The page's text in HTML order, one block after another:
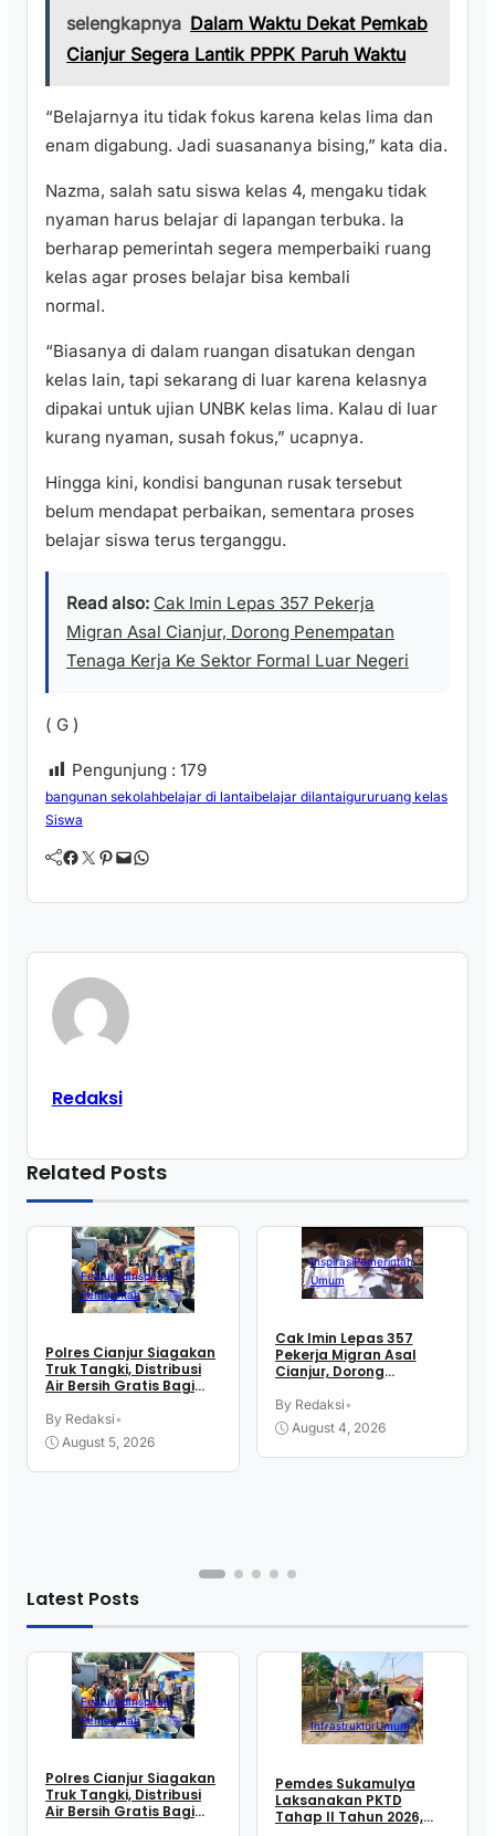
selengkapnya Dalam Waktu Dekat Pemkab
Cianjur Segera Lantik PPPK Paruh Waktu
“Belajarnya itu tidak fokus karena kelas lima dan
enam digabung. Jadi suasananya bising,” kata dia.
Nazma, salah satu siswa kelas 4, mengaku tidak
nyaman harus belajar di lapangan terbuka. Ia
berharap pemerintah segera memperbaiki ruang
kelas agar proses belajar bisa kembali
normal.
‎“Biasanya di dalam ruangan disatukan dengan
kelas lain, tapi sekarang di luar karena kelasnya
dipakai untuk ujian UNBK kelas lima. Kalau di luar
kurang nyaman, susah fokus,” ucapnya.
Hingga kini, kondisi bangunan rusak tersebut
belum mendapat perbaikan, sementara proses
belajar siswa terus terganggu.
Read also: Cak Imin Lepas 357 Pekerja
Migran Asal Cianjur, Dorong Penempatan
Tenaga Kerja Ke Sektor Formal Luar Negeri
( G )
Pengunjung : 179
bangunan sekolahbelajar di lantaibelajar dilantaigururuang kelas
Siswa
Facebook Twitter Pinterest Mail WhatsApp
Redaksi
Related Posts
FeaturedInspirasi
Pemerintah
Polres Cianjur Siagakan
Truk Tangki, Distribusi
Air Bersih Gratis Bagi
Kekeringan
By Redaksi•
August 5, 2026
InspirasiPemerintah
Umum
Cak Imin Lepas 357
Pekerja Migran Asal
Cianjur, Dorong
Kerja Ke Sektor Formal
Luar Negeri
By Redaksi•
August 4, 2026
Latest Posts
FeaturedInspirasi
Pemerintah
Polres Cianjur Siagakan
Truk Tangki, Distribusi
Air Bersih Gratis Bagi
InfrastrukturUmum
Pemdes Sukamulya
Laksanakan PKTD
Tahap II Tahun 2026,